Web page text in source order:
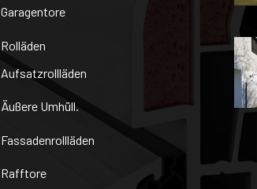
Garagentore
Rolläden
Aufsatzrollläden
Äußere Umhüll.
Fassadenrollläden
Rafftore